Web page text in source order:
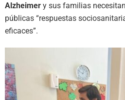
Alzheimer y sus familias
públicas “respuestas
eficaces”.